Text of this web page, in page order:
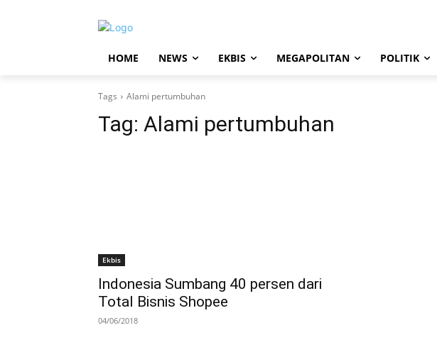
HOME NEWS EKBIS MEGAPOLITAN POLITIK
Tags Alami pertumbuhan
Tag: Alami pertumbuhan
Ekbis
Indonesia Sumbang 40 persen dari
Total Bisnis Shopee
04/06/2018